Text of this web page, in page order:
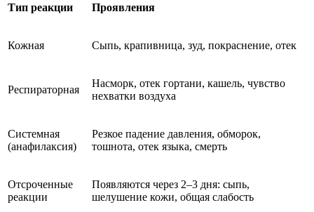
Тип реакции Проявления
Кожная Сыпь, крапивница, зуд, покраснение, отек
Респираторная
Насморк, отек гортани, кашель, чувство
нехватки воздуха
Системная
(анафилаксия)
Резкое падение давления, обморок,
тошнота, отек языка, смерть
Отсроченные
реакции
Появляются через 2–3 дня: сыпь,
шелушение кожи, общая слабость